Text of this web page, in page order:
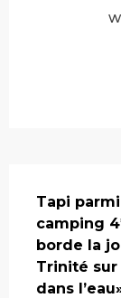
Tapi
camping
borde la
Trinité sur
dans